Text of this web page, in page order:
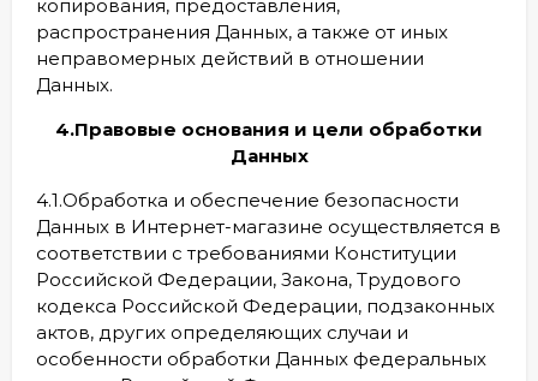
копирования, предоставления,
распространения Данных, а также от иных
неправомерных действий в отношении
Данных.
4.Правовые основания и цели обработки
Данных
4.1.Обработка и обеспечение безопасности
Данных в Интернет-магазине осуществляется в
соответствии с требованиями Конституции
Российской Федерации, Закона, Трудового
кодекса Российской Федерации, подзаконных
актов, других определяющих случаи и
особенности обработки Данных федеральных